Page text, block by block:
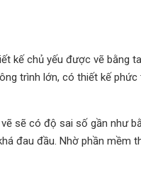
kế chủ yếu được vẽ bằng
trình lớn, có thiết kế
sẽ có độ sai số gần như
đau đầu. Nhờ phần mềm